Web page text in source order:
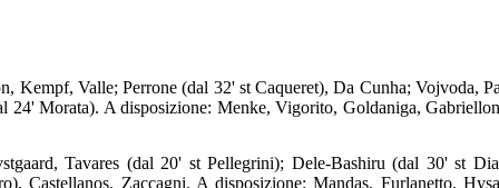
Kempf, Valle; Perrone (dal 32' st Caqueret), Da Cunha; Vojvoda,
Morata). A disposizione: Menke, Vigorito, Goldaniga,
Tavares (dal 20' st Pellegrini); Dele-Bashiru (dal 30' st
Castellanos, Zaccagni. A disposizione: Mandas, Furlanetto,